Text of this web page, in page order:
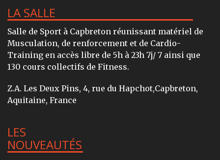
LA SALLE
Salle de Sport à Capbreton réunissant matériel de
Musculation, de renforcement et de Cardio-
Training en accès libre de 5h à 23h 7j/ 7 ainsi que
130 cours collectifs de Fitness.
Z.A. Les Deux Pins, 4, rue du Hapchot,Capbreton,
Aquitaine, France
LES
NOUVEAUTÉS